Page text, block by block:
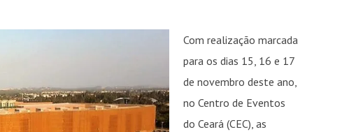
Com realização marcada
para os dias 15, 16 e 17
de novembro deste ano,
no Centro de Eventos
do Ceará (CEC), as